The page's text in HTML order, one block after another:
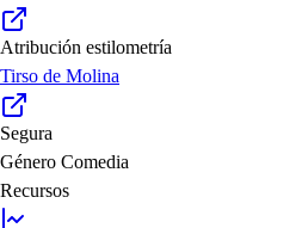
Atribución estilometría
Tirso de Molina
Segura
Género Comedia
Recursos